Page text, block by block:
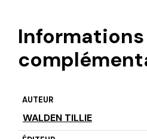
Informations
AUTEUR
WALDEN TILLIE